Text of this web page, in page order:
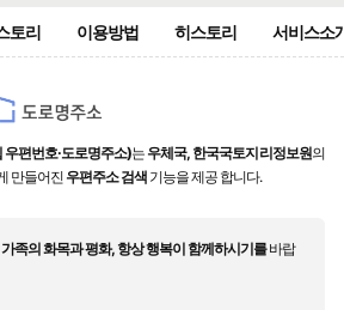
토리 이용방법 히스토리 서비스소
우편번호·도로명주소)는 우체국, 한국국토지리정보원의
만들어진 우편주소 검색 기능을 제공 합니다.
가족의 화목과 평화, 항상 행복이 함께하시기를바랍